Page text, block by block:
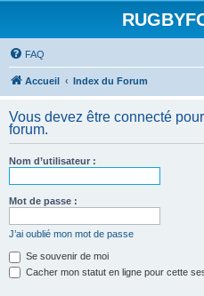
FAQ
Accueil Index du Forum
Vous devez être connecté
forum.
Nom d’utilisateur :
Mot de passe :
J’ai oublié mon mot de passe
Se souvenir de moi
Cacher mon statut en ligne pour cette